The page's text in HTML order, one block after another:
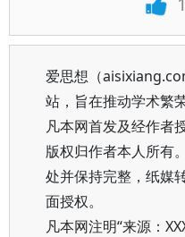
爱思想（
站，旨在推动学术繁
凡本网首发及经作者
版权归作者本人所有
处并保持完整，纸媒
面授权。
凡本网注明“来源：